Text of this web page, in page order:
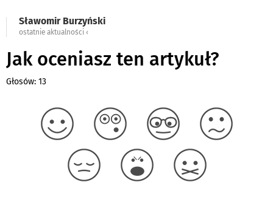
Sławomir Burzyński
ostatnie aktualności ‹
Jak oceniasz ten artykuł?
Głosów: 13